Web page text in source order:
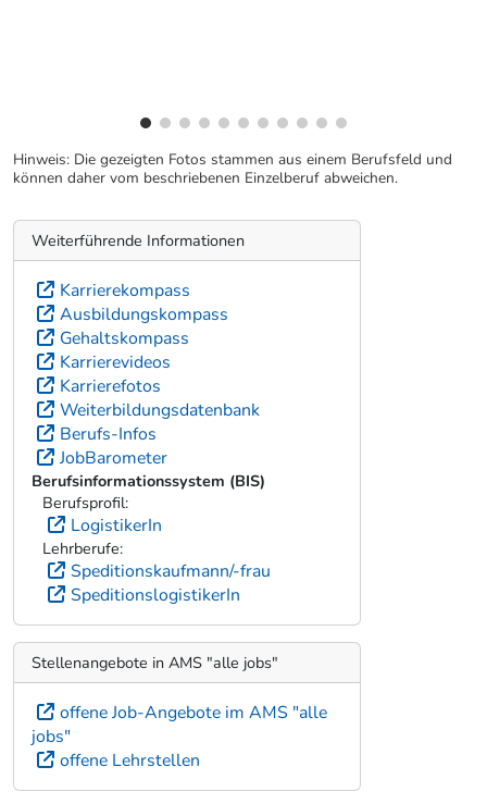
Hinweis: Die gezeigten Fotos stammen aus einem Berufsfeld und
können daher vom beschriebenen Einzelberuf abweichen.
Weiterführende Informationen
Karrierekompass
Ausbildungskompass
Gehaltskompass
Karrierevideos
Karrierefotos
Weiterbildungsdatenbank
Berufs-Infos
JobBarometer
Berufsinformationssystem (BIS)
Berufsprofil:
LogistikerIn
Lehrberufe:
Speditionskaufmann/-frau
SpeditionslogistikerIn
Stellenangebote in AMS "alle jobs"
offene Job-Angebote im AMS "alle
jobs"
offene Lehrstellen